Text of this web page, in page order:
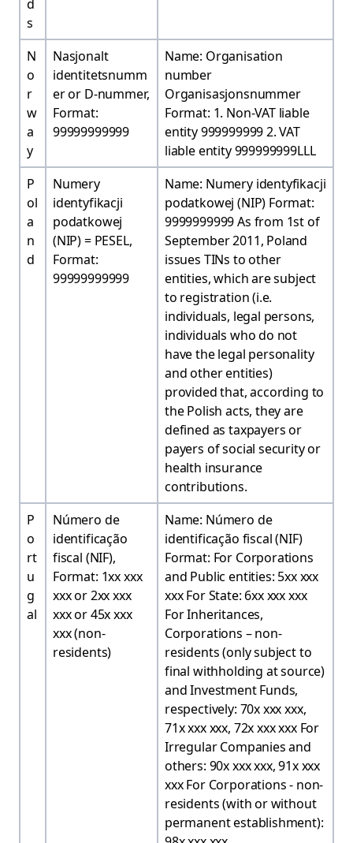
d
s
N
o
r
w
a
y
Nasjonalt
identitetsnumm
er or D-nummer,
Format:
99999999999
Name: Organisation
number
Organisasjonsnummer
Format: 1. Non-VAT liable
entity 999999999 2. VAT
liable entity 999999999LLL
P
ol
a
n
d
Numery
identyfikacji
podatkowej
(NIP) = PESEL,
Format:
99999999999
Name: Numery identyfikacji
podatkowej (NIP) Format:
9999999999 As from 1st of
September 2011, Poland
issues TINs to other
entities, which are subject
to registration (i.e.
individuals, legal persons,
individuals who do not
have the legal personality
and other entities)
provided that, according to
the Polish acts, they are
defined as taxpayers or
payers of social security or
health insurance
contributions.
P
o
rt
u
g
al
Número de
identificação
fiscal (NIF),
Format: 1xx xxx
xxx or 2xx xxx
xxx or 45x xxx
xxx (non-
residents)
Name: Número de
identificação fiscal (NIF)
Format: For Corporations
and Public entities: 5xx xxx
xxx For State: 6xx xxx xxx
For Inheritances,
Corporations – non-
residents (only subject to
final withholding at source)
and Investment Funds,
respectively: 70x xxx xxx,
71x xxx xxx, 72x xxx xxx For
Irregular Companies and
others: 90x xxx xxx, 91x xxx
xxx For Corporations - non-
residents (with or without
permanent establishment):